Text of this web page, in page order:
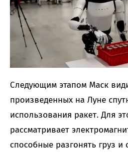
Следующим этапом Маск
произведенных на Луне
использования ракет. Для
рассматривает
способные разгонять груз и